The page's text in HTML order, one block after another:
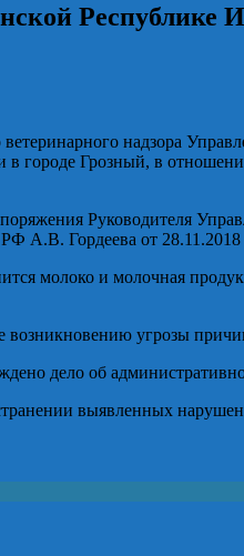
надзора
в городе Грозный, в
Руководителя
РФ А.В. Гордеева от
молоко и молочная
угрозы
дело об
выявленных